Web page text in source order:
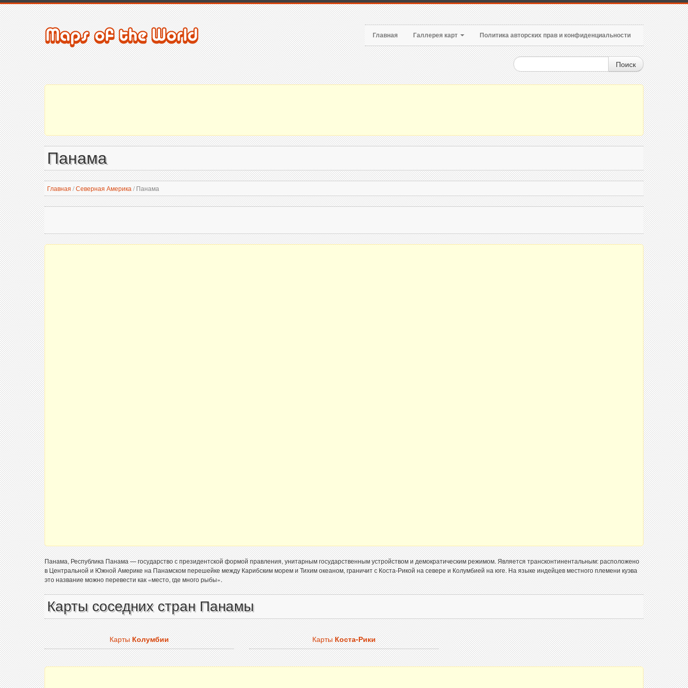
Главная Галлерея карт Политика авторских прав и конфиденциальности
Поиск
Панама
Главная /Северная Америка /Панама
Панама, Республика Панама — государство с президентской формой правления, унитарным государственным устройством и демократическим режимом. Является трансконтинентальным: расположено
в Центральной и Южной Америке на Панамском перешейке между Карибским морем и Тихим океаном, граничит с Коста-Рикой на севере и Колумбией на юге. На языке индейцев местного племени куэва
это название можно перевести как «место, где много рыбы».
Карты соседних стран Панамы
КартыКолумбии КартыКоста-Рики